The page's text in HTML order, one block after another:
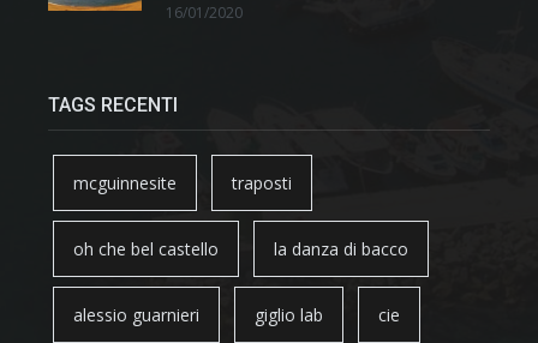
16/01/2020
TAGS RECENTI
mcguinnesite traposti
oh che bel castello la danza di bacco
alessio guarnieri giglio lab cie